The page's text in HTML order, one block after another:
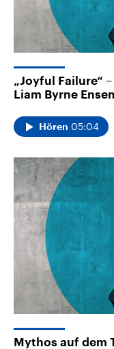
„Joyful Failure“
Liam Byrne
Hören 05:04
Mythos auf dem